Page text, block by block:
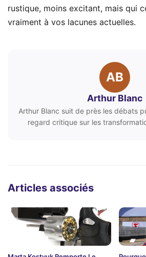
rustique, moins excitant, mais qui
vraiment à vos lacunes actuelles.
AB
Arthur Blanc
Arthur Blanc suit de près les débats
regard critique sur les
Articles associés